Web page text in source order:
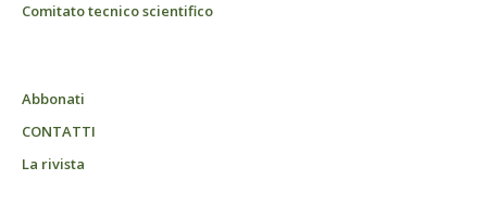
Comitato tecnico scientifico
Abbonati
CONTATTI
La rivista